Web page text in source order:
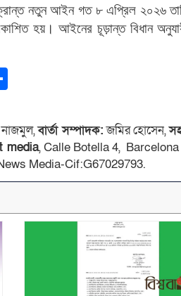
নতুন আইন গত ৮ এপ্রিল ২০২৬
হয়। আইনের চূড়ান্ত বিধান
নাজমুল,বার্তা সম্পাদক:জমির হোসেন,
media, Calle Botella 4, Barcelona
Media-Cif:G67029793.